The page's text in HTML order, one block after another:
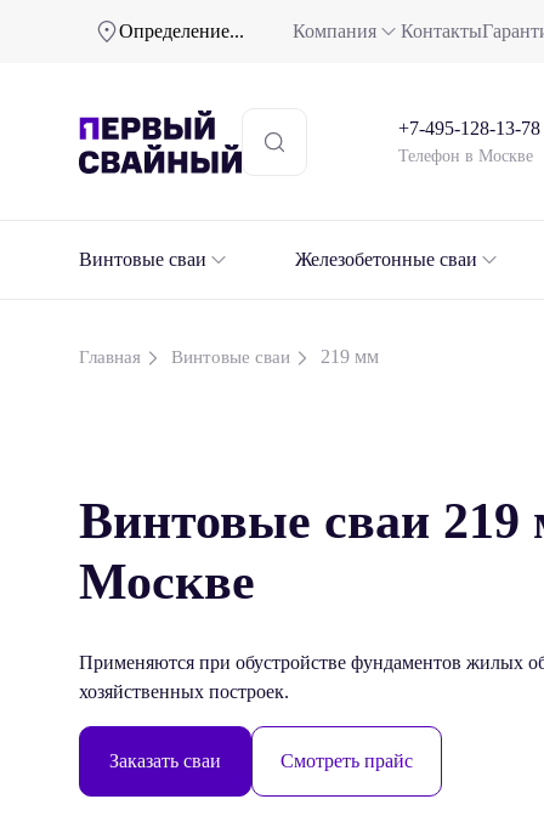
Определение... Компания Контакты
+7-495-128-13-78
Телефон в Москве
Винтовые сваи Железобетонные сваи
Главная Винтовые сваи 219 мм
Винтовые сваи 219
Москве
Применяются при обустройстве фундаментов жилых
хозяйственных построек.
Заказать сваи Смотреть прайс